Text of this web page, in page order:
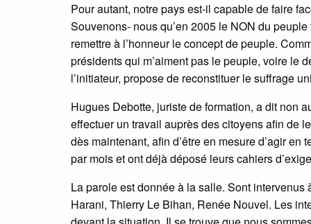
Pour autant, notre pays est-il capable de faire
Souvenons- nous qu’en 2005 le NON du
remettre à l’honneur le concept de peuple.
présidents qui m’aiment pas le peuple, voire le
l’initiateur, propose de reconstituer le suffrage
Hugues Debotte, juriste de formation, a dit non
effectuer un travail auprès des citoyens afin de
dès maintenant, afin d’être en mesure d’agir
par mois et ont déjà déposé leurs cahiers
La parole est donnée à la salle. Sont
Harani, Thierry Le Bihan, Renée Nouvel. Les